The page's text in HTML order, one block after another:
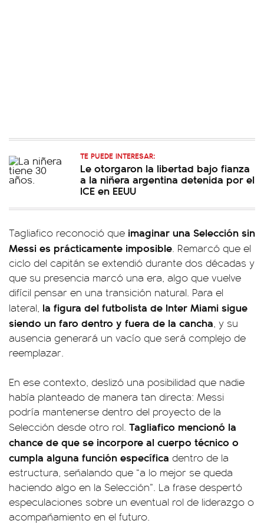
TE PUEDE INTERESAR:
Le otorgaron la libertad bajo fianza
a la niñera argentina detenida por el
ICE en EEUU
Tagliafico reconoció que imaginar una Selección sin
Messi es prácticamente imposible. Remarcó que el
ciclo del capitán se extendió durante dos décadas y
que su presencia marcó una era, algo que vuelve
difícil pensar en una transición natural. Para el
lateral, la figura del futbolista de Inter Miami sigue
siendo un faro dentro y fuera de la cancha, y su
ausencia generará un vacío que será complejo de
reemplazar.
En ese contexto, deslizó una posibilidad que nadie
había planteado de manera tan directa: Messi
podría mantenerse dentro del proyecto de la
Selección desde otro rol. Tagliafico mencionó la
chance de que se incorpore al cuerpo técnico o
cumpla alguna función específica dentro de la
estructura, señalando que “a lo mejor se queda
haciendo algo en la Selección”. La frase despertó
especulaciones sobre un eventual rol de liderazgo o
acompañamiento en el futuro.